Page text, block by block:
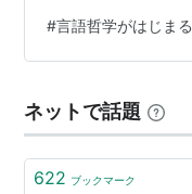
やすく解説 Weblio辞
見出し辞書。 論点
ているというか、言
#言語哲学がはじまる
ネットで話題
622 ブックマーク